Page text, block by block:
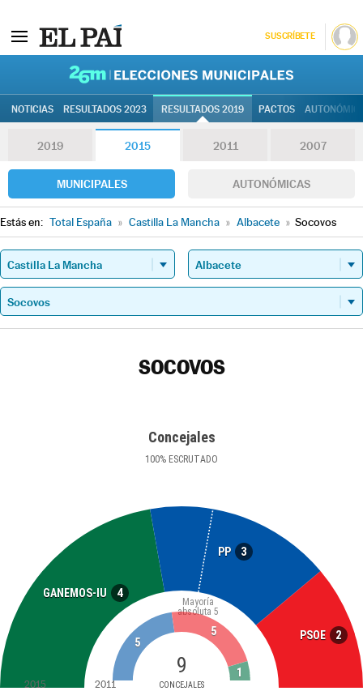
SUSCRÍBETE
NOTICIAS RESULTADOS 2023 RESULTADOS 2019 PACTOS
2019 2015 2011 2007
MUNICIPALES AUTONÓMICAS
Estás en: Total España » Castilla La Mancha » Albacete » Socovos
SOCOVOS
Concejales
100% ESCRUTADO
GANEMOS-IU 4
PP 3
PSOE 2
9
CONCEJALES
Mayoría
absoluta 5
5
5
1
2015 2011